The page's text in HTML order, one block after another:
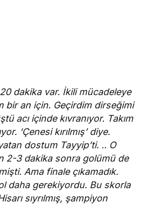
dakika var. İkili mücadeleye
bir an için. Geçirdim dirseğimi
acı içinde kıvranıyor. Takım
‘Çenesi kırılmış’ diye.
dostum Tayyip’ti. .. O
2-3 dakika sonra golümü de
Ama finale çıkamadık.
daha gerekiyordu. Bu skorla
sıyrılmış, şampiyon